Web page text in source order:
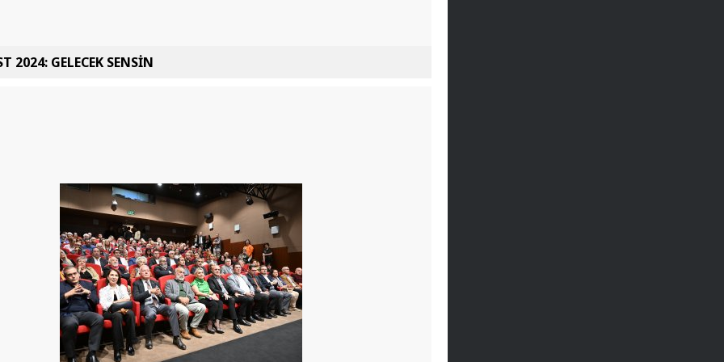
2024: GELECEK SENSİN